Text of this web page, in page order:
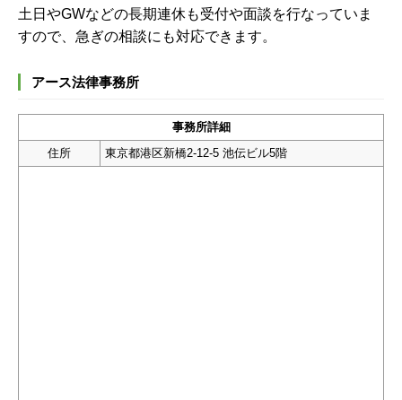
土日やGWなどの長期連休も受付や面談を行なっていま
すので、急ぎの相談にも対応できます。
アース法律事務所
事務所詳細
住所
東京都港区新橋2-12-5 池伝ビル5階